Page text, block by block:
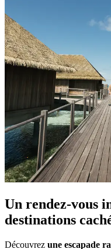
Un rendez-vous
destinations
Découvrez une escapade